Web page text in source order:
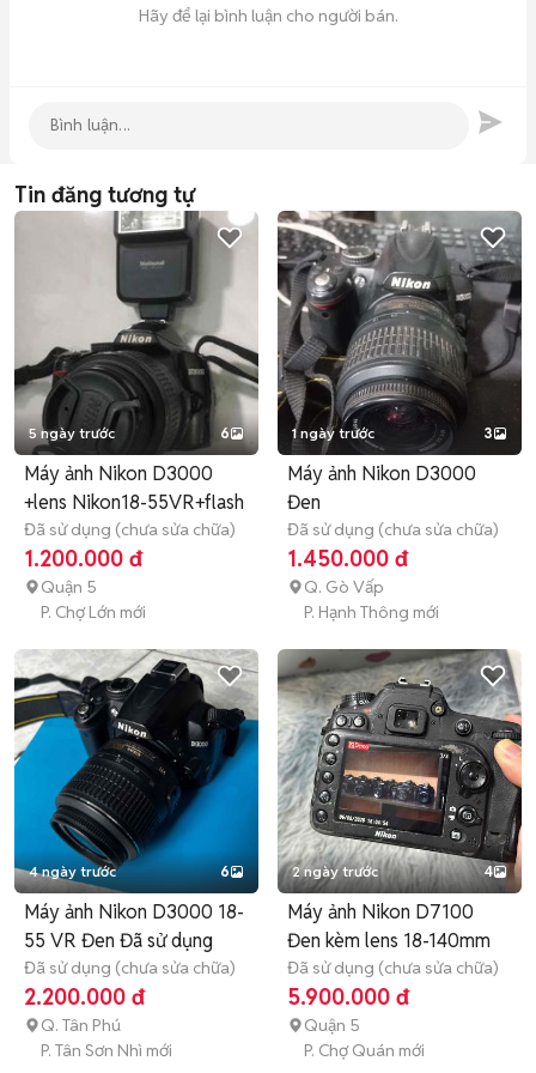
Hãy để lại bình luận cho người bán.
Tin đăng tương tự
5 ngày trước 6
Máy ảnh Nikon D3000
+lens Nikon18-55VR+flash
Đã sử dụng (chưa sửa chữa)
1.200.000 đ
Quận 5
P. Chợ Lớn mới
1 ngày trước 3
Máy ảnh Nikon D3000
Đen
Đã sử dụng (chưa sửa chữa)
1.450.000 đ
Q. Gò Vấp
P. Hạnh Thông mới
4 ngày trước 6
Máy ảnh Nikon D3000 18-
55 VR Đen Đã sử dụng
Đã sử dụng (chưa sửa chữa)
2.200.000 đ
Q. Tân Phú
P. Tân Sơn Nhì mới
2 ngày trước 4
Máy ảnh Nikon D7100
Đen kèm lens 18-140mm
Đã sử dụng (chưa sửa chữa)
5.900.000 đ
Quận 5
P. Chợ Quán mới